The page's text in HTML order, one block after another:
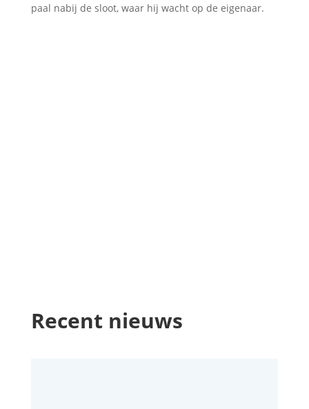
paal nabij de sloot, waar hij wacht op de eigenaar.
Recent nieuws